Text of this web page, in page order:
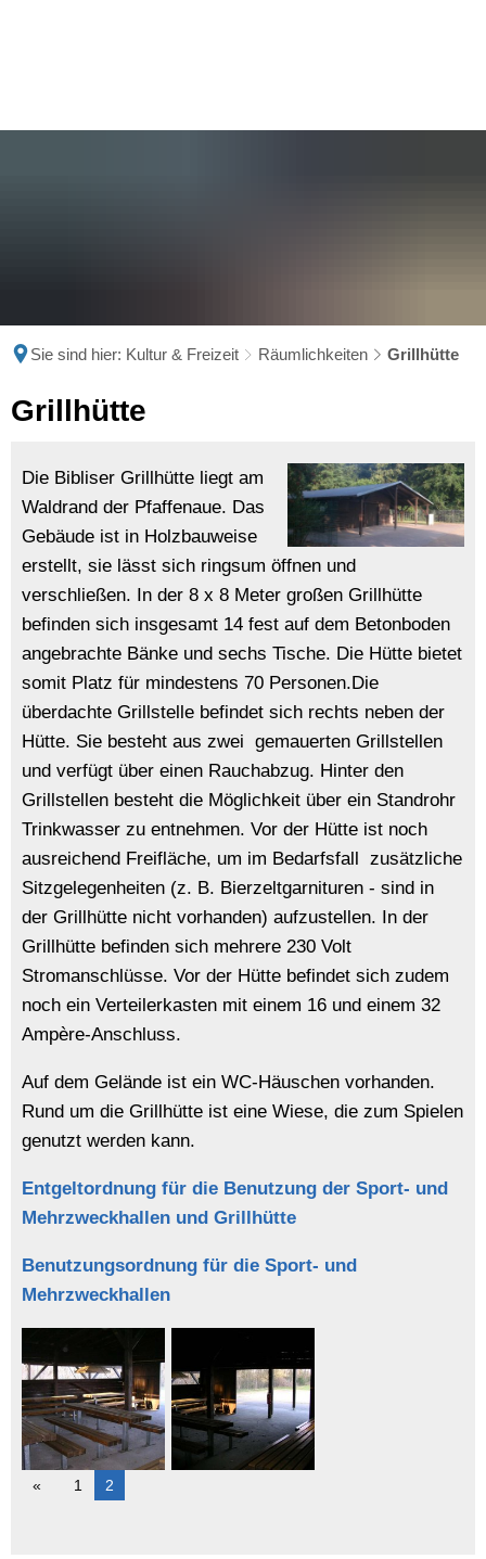
Sie sind hier: Kultur & Freizeit Räumlichkeiten Grillhütte
Grillhütte
Grillhütte
Die Bibliser Grillhütte liegt am
Waldrand der Pfaffenaue. Das
Gebäude ist in Holzbauweise
erstellt, sie lässt sich ringsum öffnen und
verschließen. In der 8 x 8 Meter großen Grillhütte
befinden sich insgesamt 14 fest auf dem Betonboden
angebrachte Bänke und sechs Tische. Die Hütte bietet
somit Platz für mindestens 70 Personen.Die
überdachte Grillstelle befindet sich rechts neben der
Hütte. Sie besteht aus zwei gemauerten Grillstellen
und verfügt über einen Rauchabzug. Hinter den
Grillstellen besteht die Möglichkeit über ein Standrohr
Trinkwasser zu entnehmen. Vor der Hütte ist noch
ausreichend Freifläche, um im Bedarfsfall zusätzliche
Sitzgelegenheiten (z. B. Bierzeltgarnituren - sind in
der Grillhütte nicht vorhanden) aufzustellen. In der
Grillhütte befinden sich mehrere 230 Volt
Stromanschlüsse. Vor der Hütte befindet sich zudem
noch ein Verteilerkasten mit einem 16 und einem 32
Ampère-Anschluss.
Auf dem Gelände ist ein WC-Häuschen vorhanden.
Rund um die Grillhütte ist eine Wiese, die zum Spielen
genutzt werden kann.
Entgeltordnung für die Benutzung der Sport- und
Mehrzweckhallen und Grillhütte
Benutzungsordnung für die Sport- und
Mehrzweckhallen
1 2